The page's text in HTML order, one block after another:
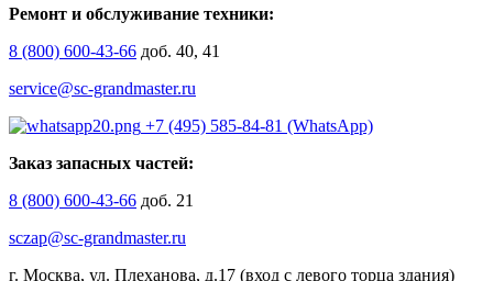
Ремонт и обслуживание техники:
8 (800) 600-43-66 доб. 40, 41
service@sc-grandmaster.ru
+7 (495) 585-84-81 (WhatsApp)
Заказ запасных частей:
8 (800) 600-43-66 доб. 21
sczap@sc-grandmaster.ru
г. Москва, ул. Плеханова, д.17 (вход с левого торца здания)